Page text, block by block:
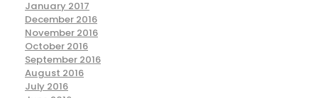
January 2017
December 2016
November 2016
October 2016
September 2016
August 2016
July 2016